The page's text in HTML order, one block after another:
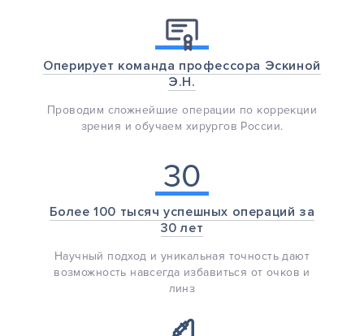
Оперирует команда профессора Эскиной
Э.Н.
Проводим сложнейшие операции по коррекции
зрения и обучаем хирургов России.
30
Более 100 тысяч успешных операций за
30 лет
Научный подход и уникальная точность дают
возможность навсегда избавиться от очков и
линз